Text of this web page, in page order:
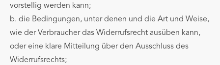
vorstellig werden kann;
b. die Bedingungen, unter denen und die Art und Weise,
wie der Verbraucher das Widerrufsrecht ausüben kann,
oder eine klare Mitteilung über den Ausschluss des
Widerrufsrechts;